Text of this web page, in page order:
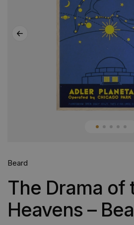
Beard
The Drama of
Heavens –